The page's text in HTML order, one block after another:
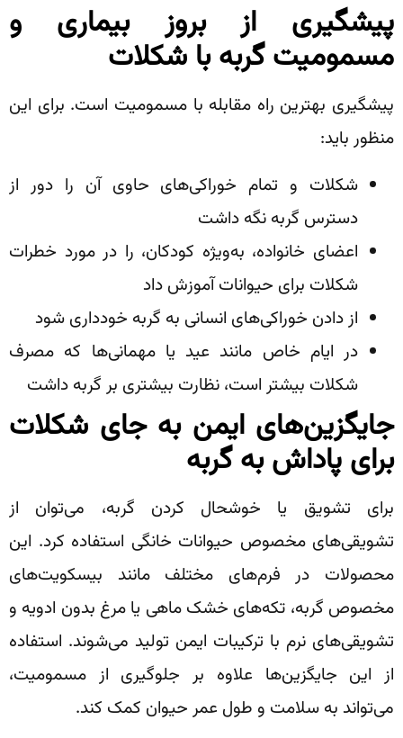
پیشگیری از بروز بیماری و
مسمومیت گربه با شکلات
پیشگیری بهترین راه مقابله با مسمومیت است. برای این
منظور باید:
شکلات و تمام خوراکی‌های حاوی آن را دور از
دسترس گربه نگه داشت
اعضای خانواده، به‌ویژه کودکان، را در مورد خطرات
شکلات برای حیوانات آموزش داد
از دادن خوراکی‌های انسانی به گربه خودداری شود
در ایام خاص مانند عید یا مهمانی‌ها که مصرف
شکلات بیشتر است، نظارت بیشتری بر گربه داشت
جایگزین‌های ایمن به جای شکلات
برای پاداش به گربه
برای تشویق یا خوشحال کردن گربه، می‌توان از
تشویقی‌های مخصوص حیوانات خانگی استفاده کرد. این
محصولات در فرم‌های مختلف مانند بیسکویت‌های
مخصوص گربه، تکه‌های خشک ماهی یا مرغ بدون ادویه و
تشویقی‌های نرم با ترکیبات ایمن تولید می‌شوند. استفاده
از این جایگزین‌ها علاوه بر جلوگیری از مسمومیت،
می‌تواند به سلامت و طول عمر حیوان کمک کند.